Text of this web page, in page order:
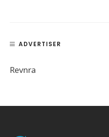
ADVERTISER
Revnra